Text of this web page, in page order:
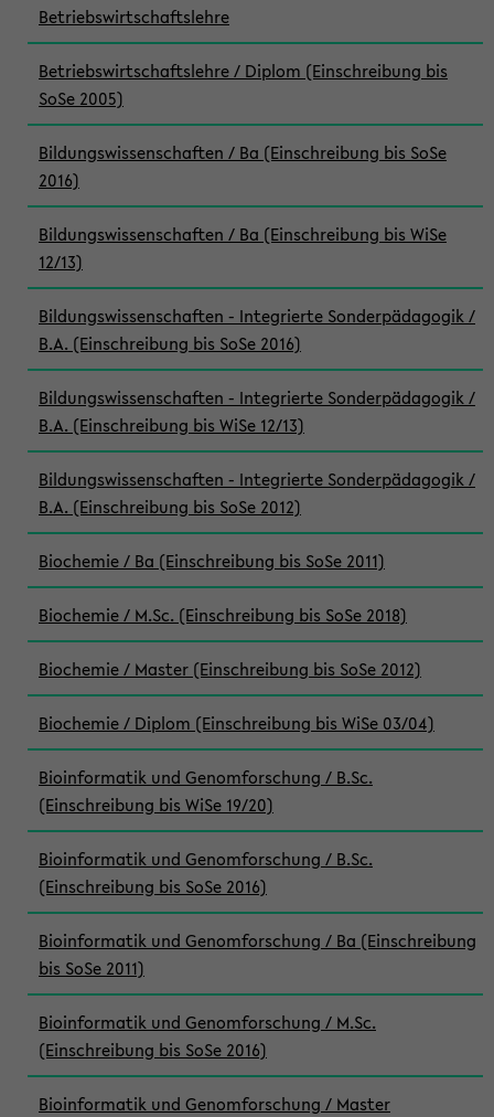
Betriebswirtschaftslehre
Betriebswirtschaftslehre / Diplom (Einschreibung bis
SoSe 2005)
Bildungswissenschaften / Ba (Einschreibung bis SoSe
2016)
Bildungswissenschaften / Ba (Einschreibung bis WiSe
12/13)
Bildungswissenschaften - Integrierte Sonderpädagogik /
B.A. (Einschreibung bis SoSe 2016)
Bildungswissenschaften - Integrierte Sonderpädagogik /
B.A. (Einschreibung bis WiSe 12/13)
Bildungswissenschaften - Integrierte Sonderpädagogik /
B.A. (Einschreibung bis SoSe 2012)
Biochemie / Ba (Einschreibung bis SoSe 2011)
Biochemie / M.Sc. (Einschreibung bis SoSe 2018)
Biochemie / Master (Einschreibung bis SoSe 2012)
Biochemie / Diplom (Einschreibung bis WiSe 03/04)
Bioinformatik und Genomforschung / B.Sc.
(Einschreibung bis WiSe 19/20)
Bioinformatik und Genomforschung / B.Sc.
(Einschreibung bis SoSe 2016)
Bioinformatik und Genomforschung / Ba (Einschreibung
bis SoSe 2011)
Bioinformatik und Genomforschung / M.Sc.
(Einschreibung bis SoSe 2016)
Bioinformatik und Genomforschung / Master